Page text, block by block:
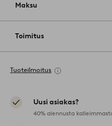
Maksu
Toimitus
Tuoteilmoitus
Uusi asiakas?
40% alennusta